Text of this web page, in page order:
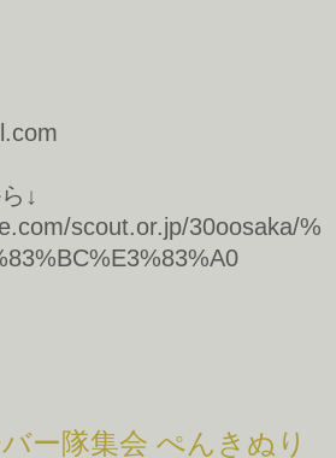
↓
scout.or.jp/30oosaka/%
ー隊集会 ぺんきぬり